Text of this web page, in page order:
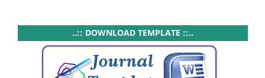
..:: DOWNLOAD TEMPLATE ::..